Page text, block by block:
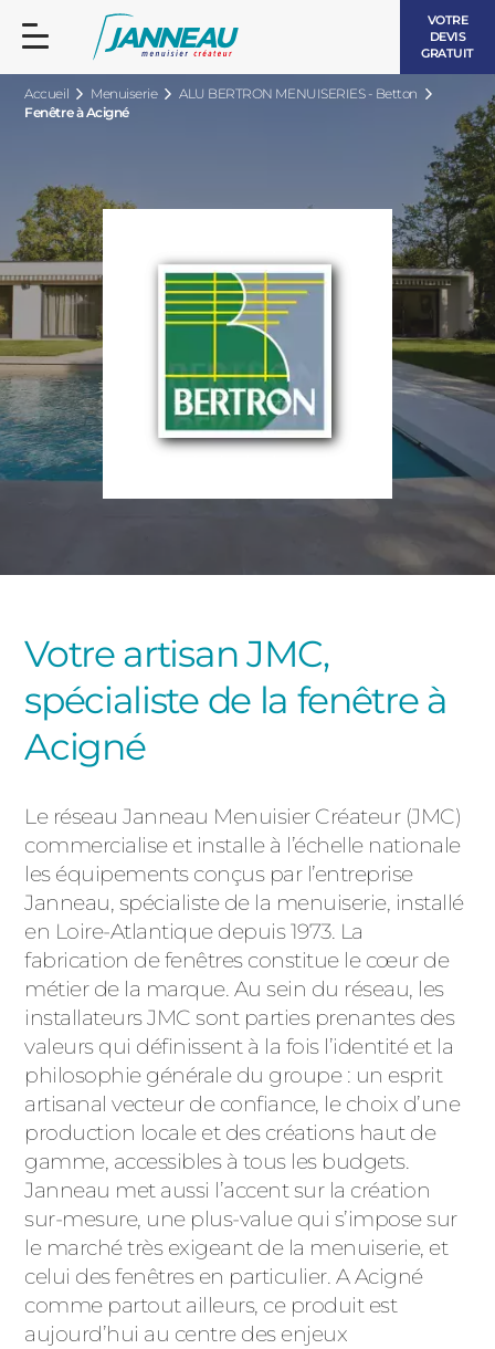
VOTRE
DEVIS
GRATUIT
Accueil Menuiserie
ALU BERTRON MENUISERIES - Betton
Fenêtre à Acigné
Votre artisan JMC,
spécialiste de la fenêtre à
Acigné
Le réseau Janneau Menuisier Créateur (JMC)
commercialise et installe à l’échelle nationale
les équipements conçus par l’entreprise
Janneau, spécialiste de la menuiserie, installé
en Loire-Atlantique depuis 1973. La
fabrication de fenêtres constitue le cœur de
métier de la marque. Au sein du réseau, les
installateurs JMC sont parties prenantes des
valeurs qui définissent à la fois l’identité et la
philosophie générale du groupe : un esprit
artisanal vecteur de confiance, le choix d’une
production locale et des créations haut de
gamme, accessibles à tous les budgets.
Janneau met aussi l’accent sur la création
sur-mesure, une plus-value qui s’impose sur
le marché très exigeant de la menuiserie, et
celui des fenêtres en particulier. A Acigné
comme partout ailleurs, ce produit est
aujourd’hui au centre des enjeux
FENÊTRES ET PORTES-FENÊTRES
BOIS
ALUMINIUM
ACIER
BAIES VITRÉES
PORTES D’ENTRÉE
LES CONTEMPORAINES
LES INTEMPORELLES
LES LUMINEUSES
VOLETS ROULANTS
PERGOLAS
CARPORTS